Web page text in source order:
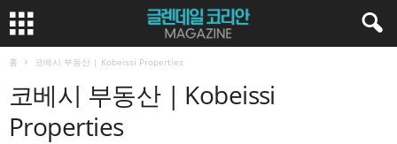
홈 코베시 부동산 | Kobeissi Properties
코베시 부동산 | Kobeissi
Properties